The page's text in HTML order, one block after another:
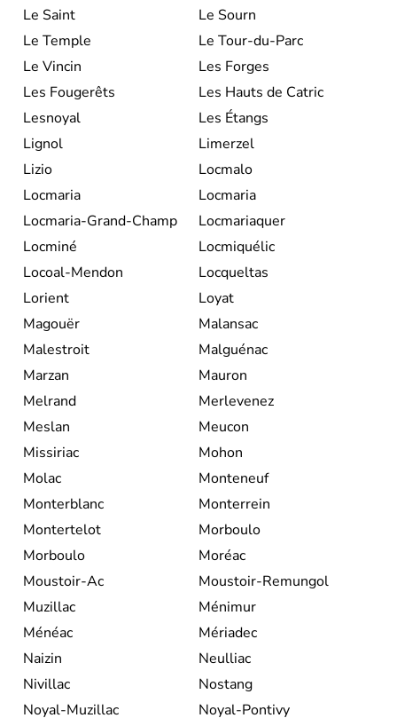
Le Saint
Le Sourn
Le Temple
Le Tour-du-Parc
Le Vincin
Les Forges
Les Fougerêts
Les Hauts de Catric
Lesnoyal
Les Étangs
Lignol
Limerzel
Lizio
Locmalo
Locmaria
Locmaria
Locmaria-Grand-Champ
Locmariaquer
Locminé
Locmiquélic
Locoal-Mendon
Locqueltas
Lorient
Loyat
Magouër
Malansac
Malestroit
Malguénac
Marzan
Mauron
Melrand
Merlevenez
Meslan
Meucon
Missiriac
Mohon
Molac
Monteneuf
Monterblanc
Monterrein
Montertelot
Morboulo
Morboulo
Moréac
Moustoir-Ac
Moustoir-Remungol
Muzillac
Ménimur
Ménéac
Mériadec
Naizin
Neulliac
Nivillac
Nostang
Noyal-Muzillac
Noyal-Pontivy